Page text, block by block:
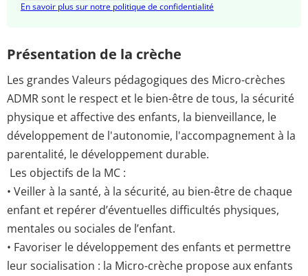
En savoir plus sur notre politique de confidentialité
Présentation de la crèche
Les grandes Valeurs pédagogiques des Micro-crèches
ADMR sont le respect et le bien-être de tous, la sécurité
physique et affective des enfants, la bienveillance, le
développement de l'autonomie, l'accompagnement à la
parentalité, le développement durable.
Les objectifs de la MC :
• Veiller à la santé, à la sécurité, au bien-être de chaque
enfant et repérer d’éventuelles difficultés physiques,
mentales ou sociales de l’enfant.
• Favoriser le développement des enfants et permettre
leur socialisation : la Micro-crèche propose aux enfants